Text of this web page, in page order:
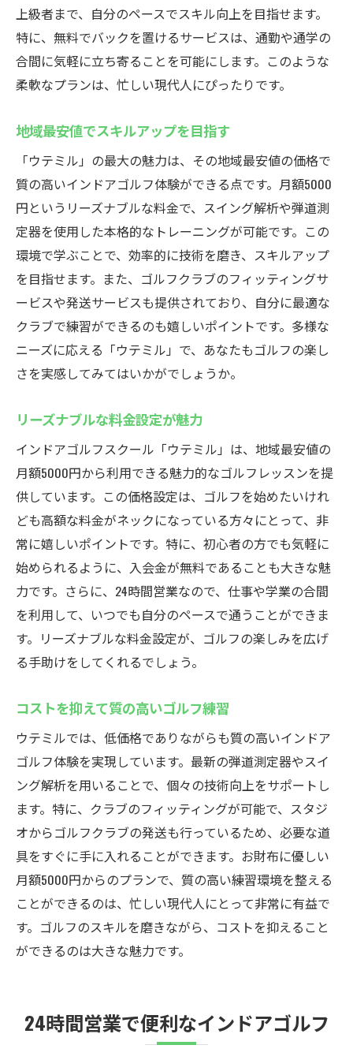
上級者まで、自分のペースでスキル向上を目指せます。
特に、無料でバックを置けるサービスは、通勤や通学の
合間に気軽に立ち寄ることを可能にします。このような
柔軟なプランは、忙しい現代人にぴったりです。
地域最安値でスキルアップを目指す
「ウテミル」の最大の魅力は、その地域最安値の価格で
質の高いインドアゴルフ体験ができる点です。月額5000
円というリーズナブルな料金で、スイング解析や弾道測
定器を使用した本格的なトレーニングが可能です。この
環境で学ぶことで、効率的に技術を磨き、スキルアップ
を目指せます。また、ゴルフクラブのフィッティングサ
ービスや発送サービスも提供されており、自分に最適な
クラブで練習ができるのも嬉しいポイントです。多様な
ニーズに応える「ウテミル」で、あなたもゴルフの楽し
さを実感してみてはいかがでしょうか。
リーズナブルな料金設定が魅力
インドアゴルフスクール「ウテミル」は、地域最安値の
月額5000円から利用できる魅力的なゴルフレッスンを提
供しています。この価格設定は、ゴルフを始めたいけれ
ども高額な料金がネックになっている方々にとって、非
常に嬉しいポイントです。特に、初心者の方でも気軽に
始められるように、入会金が無料であることも大きな魅
力です。さらに、24時間営業なので、仕事や学業の合間
を利用して、いつでも自分のペースで通うことができま
す。リーズナブルな料金設定が、ゴルフの楽しみを広げ
る手助けをしてくれるでしょう。
コストを抑えて質の高いゴルフ練習
ウテミルでは、低価格でありながらも質の高いインドア
ゴルフ体験を実現しています。最新の弾道測定器やスイ
ング解析を用いることで、個々の技術向上をサポートし
ます。特に、クラブのフィッティングが可能で、スタジ
オからゴルフクラブの発送も行っているため、必要な道
具をすぐに手に入れることができます。お財布に優しい
月額5000円からのプランで、質の高い練習環境を整える
ことができるのは、忙しい現代人にとって非常に有益で
す。ゴルフのスキルを磨きながら、コストを抑えること
ができるのは大きな魅力です。
24時間営業で便利なインドアゴルフ